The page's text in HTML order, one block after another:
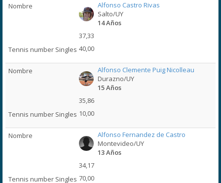
Alfonso Castro Rivas
Salto/UY
14 Años
37,33
40,00
Alfonso Clemente Puig Nicolleau
Durazno/UY
15 Años
35,86
10,00
Alfonso Fernandez de Castro
Montevideo/UY
13 Años
34,17
70,00